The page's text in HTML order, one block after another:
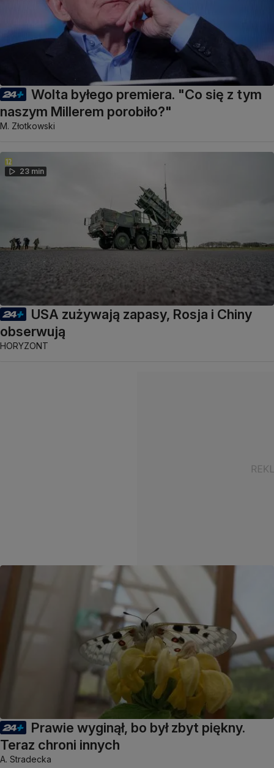
Wolta byłego premiera. "Co się z tym
naszym Millerem porobiło?"
M. Złotkowski
23 min
USA zużywają zapasy, Rosja i Chiny
obserwują
HORYZONT
Prawie wyginął, bo był zbyt piękny.
Teraz chroni innych
A. Stradecka